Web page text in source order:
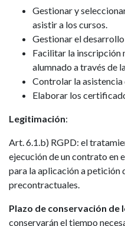
Gestionar y
asistir a los cursos.
Gestionar el
Facilitar la inscripción
alumnado a través de
Controlar la asistencia
Elaborar los
Legitimación:
Art. 6.1.b) RGPD: el
ejecución de un contrato en
para la aplicación a petición
precontractuales.
Plazo de conservación de
conservarán el tiempo